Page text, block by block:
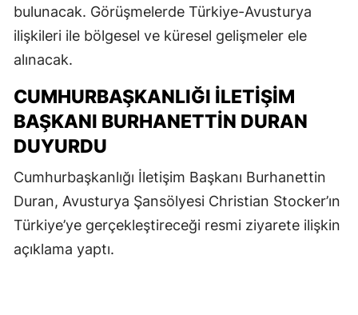
bulunacak. Görüşmelerde Türkiye-Avusturya
ilişkileri ile bölgesel ve küresel gelişmeler ele
alınacak.
CUMHURBAŞKANLIĞI İLETIŞIM
BAŞKANI BURHANETTIN DURAN
DUYURDU
Cumhurbaşkanlığı İletişim Başkanı Burhanettin
Duran, Avusturya Şansölyesi Christian Stocker’ın
Türkiye’ye gerçekleştireceği resmi ziyarete ilişkin
açıklama yaptı.